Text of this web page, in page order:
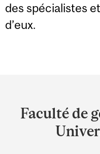
des spécialistes
d’eux.
and
University
Faculté de